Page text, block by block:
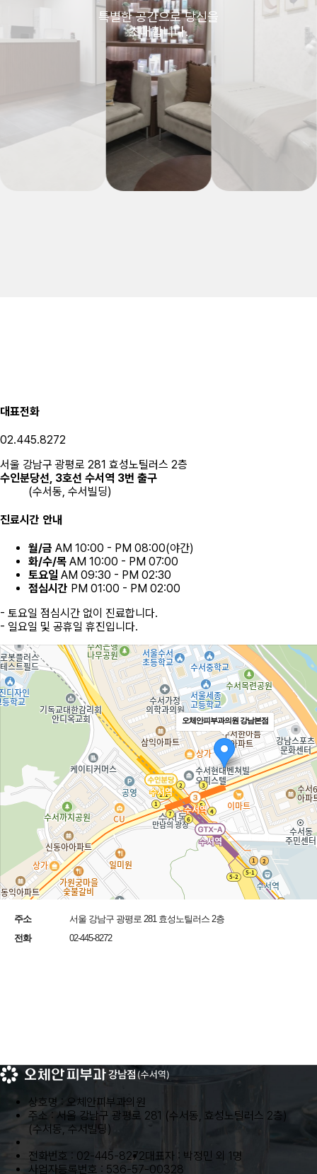
특별한 공간으로 당신을
초대합니다.
대표전화
02.445.8272
서울 강남구 광평로 281 효성노틸러스 2층
수인분당선, 3호선 수서역 3번 출구
(수서동, 수서빌딩)
진료시간 안내
월/금 AM 10:00 - PM 08:00(야간)
화/수/목 AM 10:00 - PM 07:00
토요일 AM 09:30 - PM 02:30
점심시간 PM 01:00 - PM 02:00
- 토요일 점심시간 없이 진료합니다.
- 일요일 및 공휴일 휴진입니다.
오체안피부과의원 강남본점
주소
서울 강남구 광평로 281 효성노틸러스 2층
전화
02-445-8272
상호명 : 오체안피부과의원
주소 : 서울 강남구 광평로 281 (수서동, 효성노틸러스 2층)
(수서동, 수서빌딩)
전화번호 : 02-445-8272대표자 : 박정민 외 1명
사업자등록번호 : 536-57-00328